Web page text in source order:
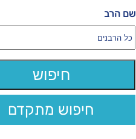
שם הרב
חיפוש מתקדם